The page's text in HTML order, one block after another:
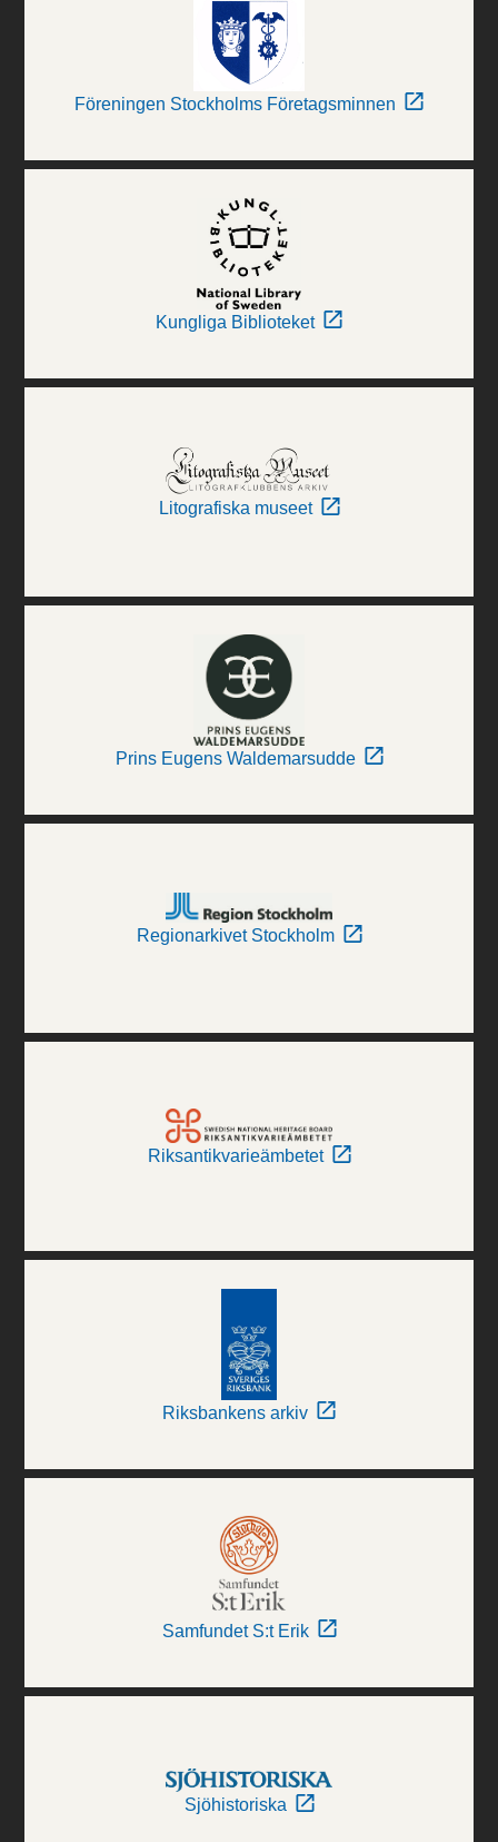
Föreningen Stockholms Företagsminnen
Kungliga Biblioteket
Litografiska museet
Prins Eugens Waldemarsudde
Regionarkivet Stockholm
Riksantikvarieämbetet
Riksbankens arkiv
Samfundet S:t Erik
Sjöhistoriska